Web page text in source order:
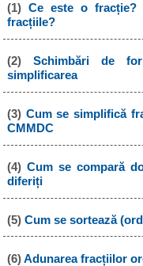
(1) Ce este o fracție?
fracțiile?
(2) Schimbări de
simplificarea
(3) Cum se simplifică
CMMDC
(4) Cum se compară
diferiți
(5) Cum se sortează
(6)Adunarea fracțiilor